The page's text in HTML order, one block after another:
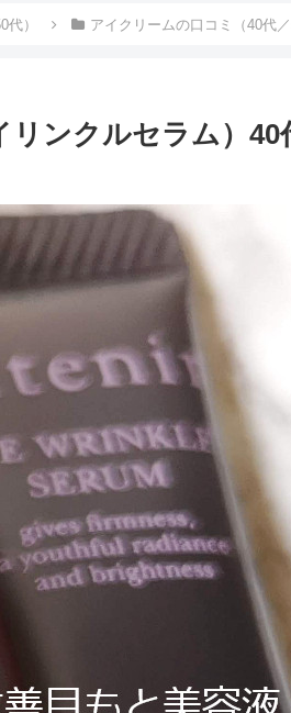
） アイクリームの口コミ（40代／
ンクルセラム）40